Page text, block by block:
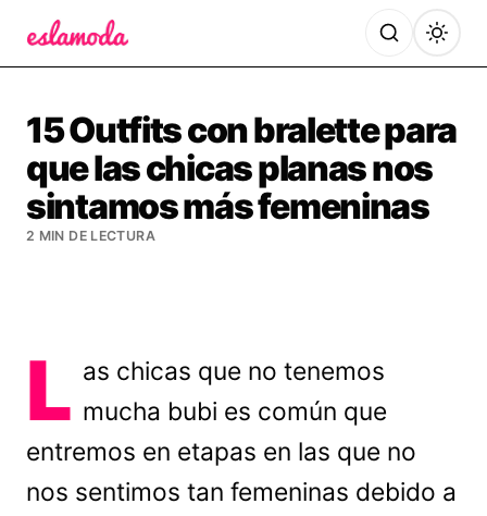
15 Outfits con bralette para
que las chicas planas nos
sintamos más femeninas
2 MIN DE LECTURA
L as chicas que no tenemos
mucha bubi es común que
entremos en etapas en las que no
nos sentimos tan femeninas debido a